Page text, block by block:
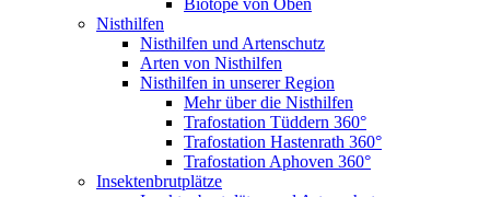
Biotope von Oben
Nisthilfen
Nisthilfen und Artenschutz
Arten von Nisthilfen
Nisthilfen in unserer Region
Mehr über die Nisthilfen
Trafostation Tüddern 360°
Trafostation Hastenrath 360°
Trafostation Aphoven 360°
Insektenbrutplätze